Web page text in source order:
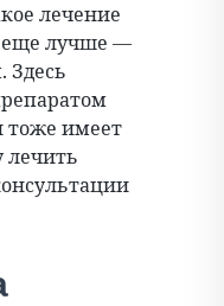
лечение
еще лучше —
Здесь
тоже имеет
лечить